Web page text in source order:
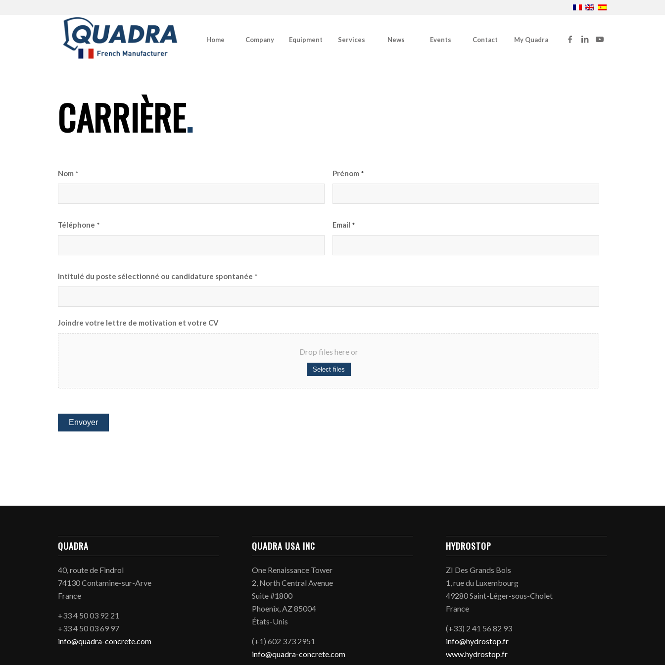
Home Company Equipment Services News Events Contact My Quadra
CARRIÈRE.
Nom * Prénom *
Téléphone * Email *
Intitulé du poste sélectionné ou candidature spontanée *
Joindre votre lettre de motivation et votre CV
Drop files here or
QUADRA
40, route de Findrol
74130 Contamine-sur-Arve
France
+33 4 50 03 92 21
+33 4 50 03 69 97
info@quadra-concrete.com
QUADRA USA INC
One Renaissance Tower
2, North Central Avenue
Suite #1800
Phoenix, AZ 85004
États-Unis
(+1) 602 373 2951
info@quadra-concrete.com
HYDROSTOP
ZI Des Grands Bois
1, rue du Luxembourg
49280 Saint-Léger-sous-Cholet
France
(+33) 2 41 56 82 93
info@hydrostop.fr
www.hydrostop.fr